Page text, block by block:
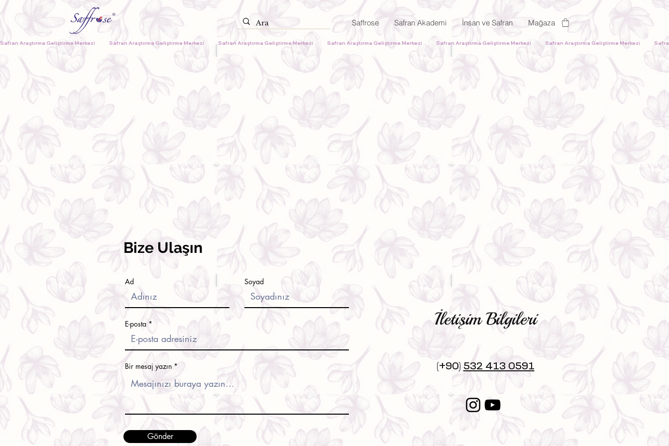
Saffrose Safran Akademi İnsan ve Safran Mağaza
Safran Araştırma Geliştirme Merkezi
Bize Ulaşın
Ad Soyad
E-posta
Bir mesaj yazın
Gönder
İletişim Bilgileri
(+90) 532 413 0591